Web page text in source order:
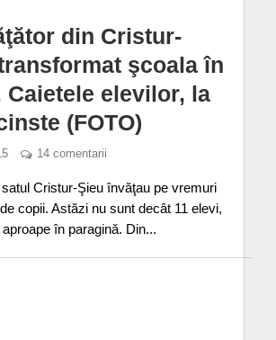
din Cristur-
şcoala în
Caietele elevilor, la
(FOTO)
14 comentarii
Cristur-Şieu învăţau pe vremuri
copii. Astăzi nu sunt decât 11 elevi,
în paragină. Din...